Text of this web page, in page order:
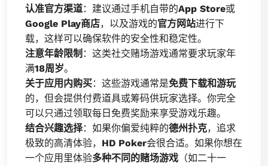
认准官方渠道：建议通过手机自带的App Store或
Google Play商店，以及游戏的官方网站进行下
载，这样可以确保软件的安全性和稳定性。
注意年龄限制 ：这类社交赌场游戏通常要求玩家年
满18周岁。
关于应用内购买：这些游戏通常是免费下载和游玩
的，但会提供付费道具或筹码供玩家选择。你完全
可以只通过领取每日免费奖励来享受游戏乐趣。
结合兴趣选择：如果你偏爱纯粹的德州扑克，追求
极致的高清体验， HD Poker会很合适。如果你想在
一个应用里体验多种不同的赌场游戏 （如二十一